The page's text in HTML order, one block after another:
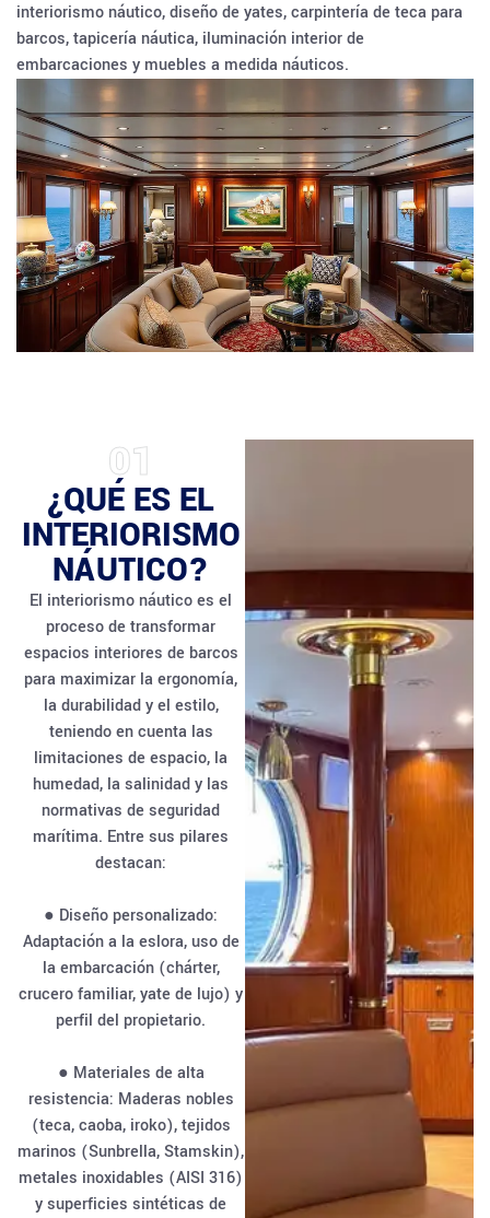
interiorismo náutico, diseño de yates, carpintería de teca para
barcos, tapicería náutica, iluminación interior de
embarcaciones y muebles a medida náuticos.
01
¿QUÉ ES EL
INTERIORISMO
NÁUTICO?
El interiorismo náutico es el
proceso de transformar
espacios interiores de barcos
para maximizar la ergonomía,
la durabilidad y el estilo,
teniendo en cuenta las
limitaciones de espacio, la
humedad, la salinidad y las
normativas de seguridad
marítima. Entre sus pilares
destacan:
● Diseño personalizado:
Adaptación a la eslora, uso de
la embarcación (chárter,
crucero familiar, yate de lujo) y
perfil del propietario.
● Materiales de alta
resistencia: Maderas nobles
(teca, caoba, iroko), tejidos
marinos (Sunbrella, Stamskin),
metales inoxidables (AISI 316)
y superficies sintéticas de